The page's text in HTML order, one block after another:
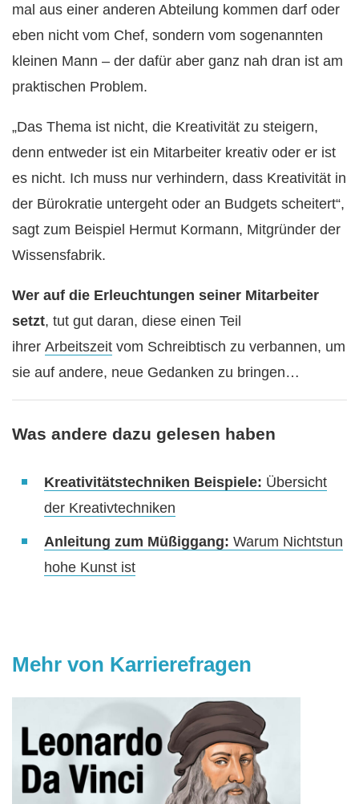
mal aus einer anderen Abteilung kommen darf oder
eben nicht vom Chef, sondern vom sogenannten
kleinen Mann – der dafür aber ganz nah dran ist am
praktischen Problem.
„Das Thema ist nicht, die Kreativität zu steigern,
denn entweder ist ein Mitarbeiter kreativ oder er ist
es nicht. Ich muss nur verhindern, dass Kreativität in
der Bürokratie untergeht oder an Budgets scheitert“,
sagt zum Beispiel Hermut Kormann, Mitgründer der
Wissensfabrik.
Wer auf die Erleuchtungen seiner Mitarbeiter
setzt, tut gut daran, diese einen Teil
ihrer Arbeitszeit vom Schreibtisch zu verbannen, um
sie auf andere, neue Gedanken zu bringen…
Was andere dazu gelesen haben
Kreativitätstechniken Beispiele: Übersicht
der Kreativtechniken
Anleitung zum Müßiggang: Warum Nichtstun
hohe Kunst ist
Mehr von Karrierefragen